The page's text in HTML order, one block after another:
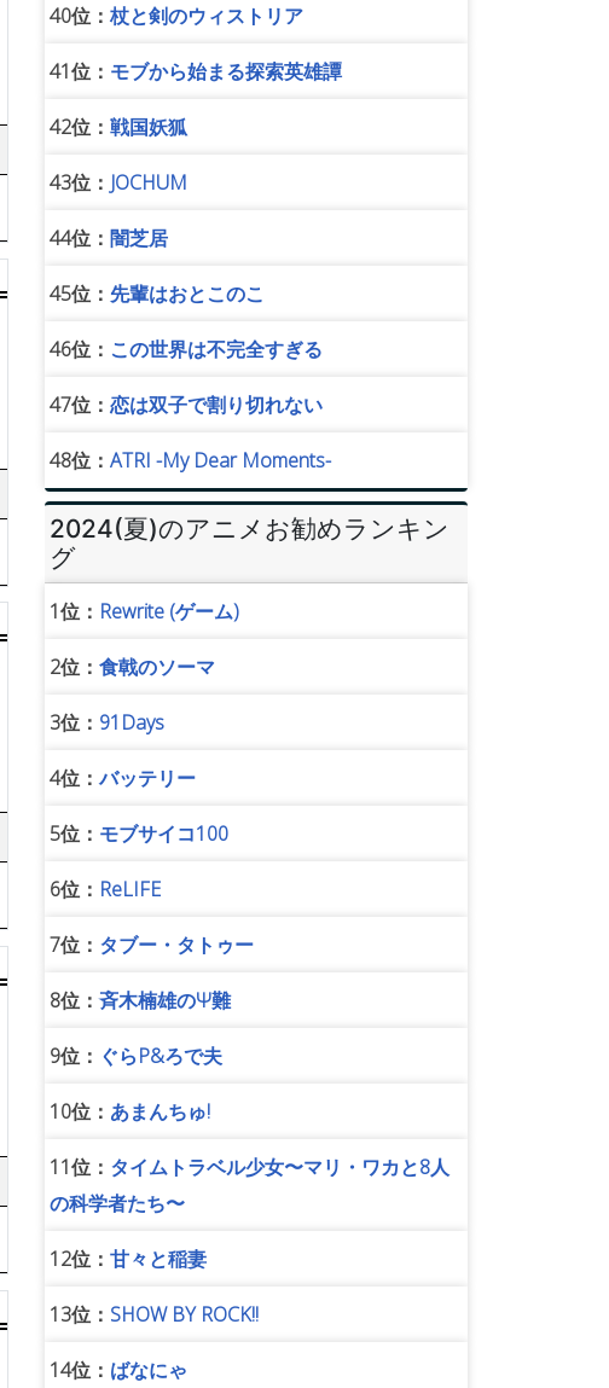
40位： 杖と剣のウィストリア
41位： モブから始まる探索英雄譚
42位： 戦国妖狐
43位： JOCHUM
44位： 闇芝居
45位： 先輩はおとこのこ
46位： この世界は不完全すぎる
47位： 恋は双子で割り切れない
48位： ATRI -My Dear Moments-
2024(夏)のアニメお勧めランキン
グ
1位： Rewrite (ゲーム)
2位： 食戟のソーマ
3位： 91Days
4位：バッテリー
5位： モブサイコ100
6位： ReLIFE
7位： タブー・タトゥー
8位：斉木楠雄のΨ難
9位： ぐらP&ろで夫
10位： あまんちゅ!
11位： タイムトラベル少女〜マリ・ワカと8人
の科学者たち〜
12位： 甘々と稲妻
13位： SHOW BY ROCK!!
14位： ばなにゃ